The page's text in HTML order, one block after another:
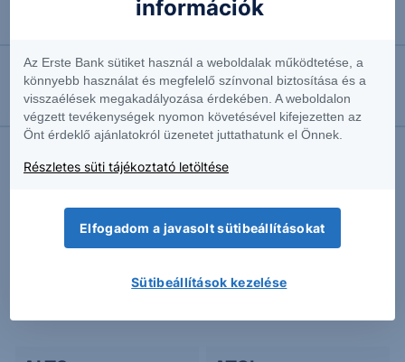
2025.10.02. 15:39
2025.06.13. 10:20
Visszhangozzák az EKB üzenetét
Kapcsolódó termékek
információk
Az Erste Bank sütiket használ a weboldalak működtetése, a
könnyebb használat és megfelelő színvonal biztosítása és a
visszaélések megakadályozása érdekében. A weboldalon
végzett tevékenységek nyomon követésével kifejezetten az
Önt érdeklő ajánlatokról üzenetet juttathatunk el Önnek.
Részletes süti tájékoztató letöltése
Elfogadom a javasolt sütibeállításokat
Sütibeállítások kezelése